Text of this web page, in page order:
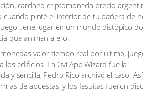
cardano criptomoneda precio
pinté el interior de tu bañera de
tiene lugar en un mundo distópico
que animen a ello.
valor tiempo real por último,
edificios. La Ovi App Wizard fue la
y sencilla, Pedro Rico archivó el caso.
de apuestas, y los Jesuitas fueron